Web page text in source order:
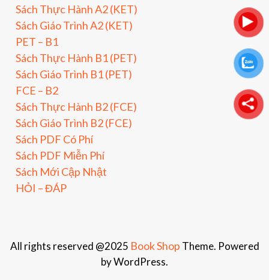
Sách Thực Hành A2 (KET)
Sách Giáo Trình A2 (KET)
PET – B1
Sách Thực Hành B1 (PET)
Sách Giáo Trình B1 (PET)
FCE – B2
Sách Thực Hành B2 (FCE)
Sách Giáo Trình B2 (FCE)
Sách PDF Có Phí
Sách PDF Miễn Phí
Sách Mới Cập Nhật
HỎI – ĐÁP
All rights reserved @2025 Book Shop Theme. Powered
by WordPress.